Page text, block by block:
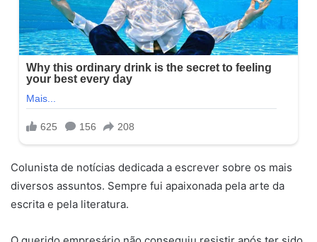
Colunista de notícias dedicada a escrever sobre os mais
diversos assuntos. Sempre fui apaixonada pela arte da
escrita e pela literatura.